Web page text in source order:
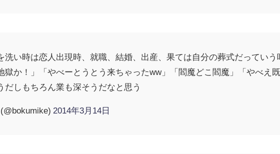
洗い時は恋人出現時、就職、結婚、出産、果ては自分の葬式だってい
獄か！」「やべーとうとう来ちゃったww」「閻魔どこ閻魔」「やべえ
だしもちろん業も深そうだなと思う
2014年3月14日